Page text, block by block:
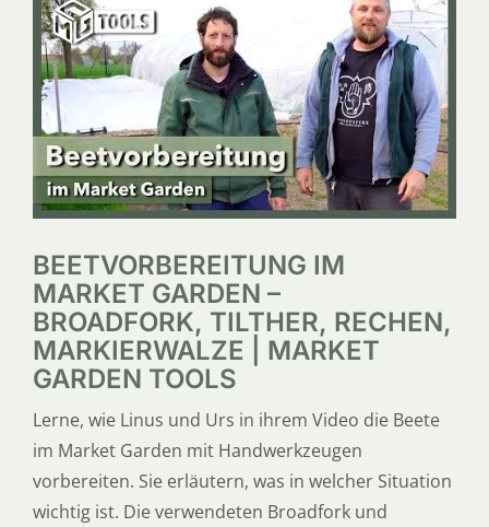
BEETVORBEREITUNG IM
MARKET GARDEN –
BROADFORK, TILTHER, RECHEN,
MARKIERWALZE | MARKET
GARDEN TOOLS
Lerne, wie Linus und Urs in ihrem Video die Beete
im Market Garden mit Handwerkzeugen
vorbereiten. Sie erläutern, was in welcher Situation
wichtig ist. Die verwendeten Broadfork und